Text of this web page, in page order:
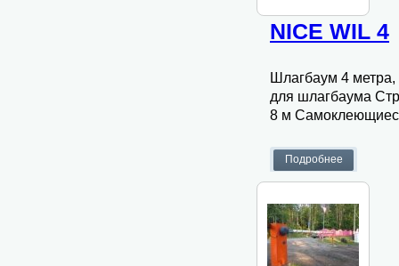
NICE WIL 4
Шлагбаум 4 метра,
для шлагбаума
8 м